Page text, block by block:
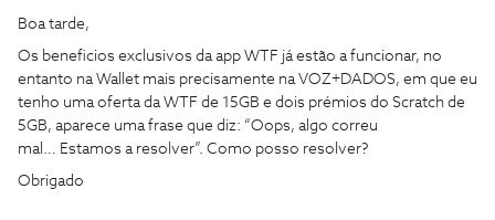
Boa tarde,
Os beneficios exclusivos da app WTF já estão a funcionar, no
entanto na Wallet mais precisamente na VOZ+DADOS, em que eu
tenho uma oferta da WTF de 15GB e dois prémios do Scratch de
5GB, aparece uma frase que diz: “Oops, algo correu
mal… Estamos a resolver”. Como posso resolver?
Obrigado